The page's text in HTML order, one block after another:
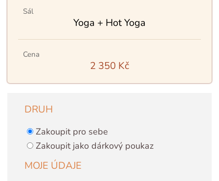
Sál
Yoga + Hot Yoga
Cena
2 350 Kč
DRUH
Zakoupit pro sebe
Zakoupit jako dárkový poukaz
MOJE ÚDAJE